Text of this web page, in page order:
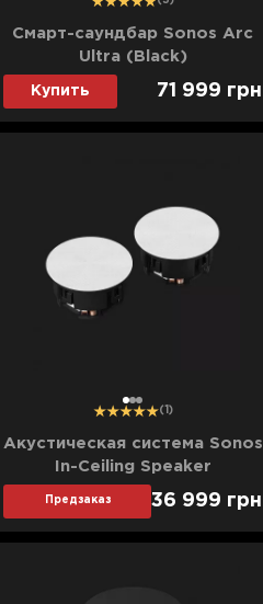
Смарт-саундбар Sonos Arc
Ultra (Black)
Купить 71 999 грн
12 3 (1)
Акустическая система Sonos
In-Ceiling Speaker
Предзаказ 36 999 грн